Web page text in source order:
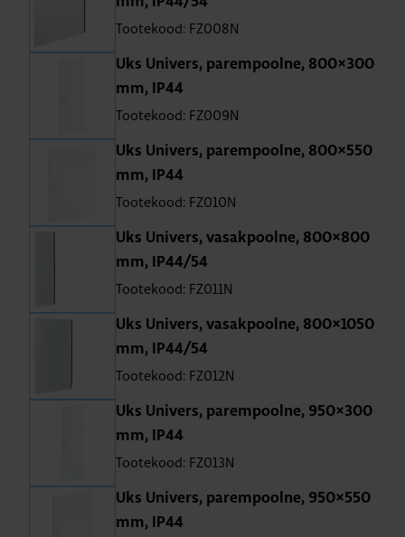
Tootekood: FZ008N
Uks Uni­vers, parem­poolne, 800×300
mm, IP44
Tootekood: FZ009N
Uks Uni­vers, parem­poolne, 800×550
mm, IP44
Tootekood: FZ010N
Uks Uni­vers, vasak­poolne, 800×800
mm, IP44/54
Tootekood: FZ011N
Uks Uni­vers, vasak­poolne, 800×1050
mm, IP44/54
Tootekood: FZ012N
Uks Uni­vers, parem­poolne, 950×300
mm, IP44
Tootekood: FZ013N
Uks Uni­vers, parem­poolne, 950×550
mm, IP44